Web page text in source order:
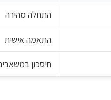
התחלה מהירה
התאמה אישית
חיסכון